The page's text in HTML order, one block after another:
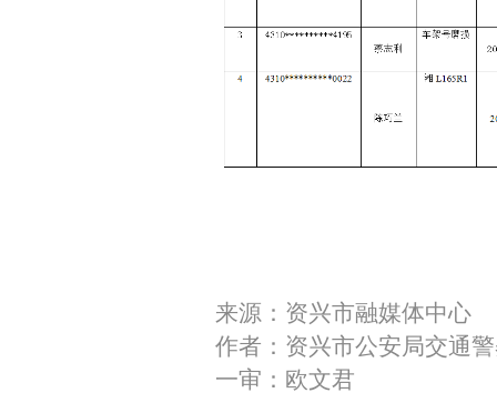
来源：资兴市融媒体中心
作者：资兴市公安局交通
一审：欧文君